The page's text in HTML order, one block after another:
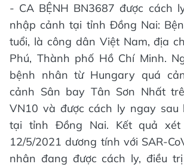
- CA BỆNH BN3687 được cách
nhập cảnh tại tỉnh Đồng Nai:
tuổi, là công dân Việt Nam, địa
Phú, Thành phố Hồ Chí Minh.
bệnh nhân từ Hungary quá
cảnh Sân bay Tân Sơn Nhất
VN10 và được cách ly ngay sau
tại tỉnh Đồng Nai. Kết quả xét
12/5/2021 dương tính với SAR-
nhân đang được cách ly, điều